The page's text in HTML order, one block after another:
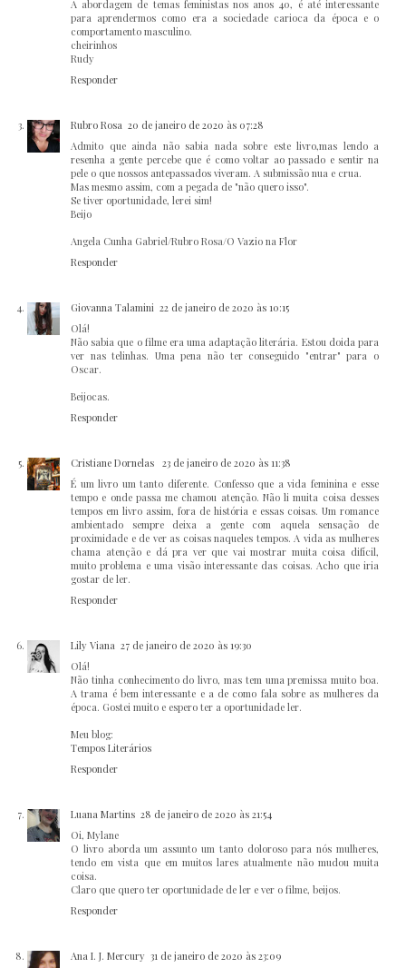
A abordagem de temas feministas nos anos 40, é até interessante
para aprendermos como era a sociedade carioca da época e o
comportamento masculino.
cheirinhos
Rudy
Responder
Rubro Rosa 20 de janeiro de 2020 às 07:28
Admito que ainda não sabia nada sobre este livro,mas lendo a
resenha a gente percebe que é como voltar ao passado e sentir na
pele o que nossos antepassados viveram. A submissão nua e crua.
Mas mesmo assim, com a pegada de "não quero isso".
Se tiver oportunidade, lerei sim!
Beijo
Angela Cunha Gabriel/Rubro Rosa/O Vazio na Flor
Responder
Giovanna Talamini 22 de janeiro de 2020 às 10:15
Olá!
Não sabia que o filme era uma adaptação literária. Estou doida para
ver nas telinhas. Uma pena não ter conseguido "entrar" para o
Oscar.
Beijocas.
Responder
Cristiane Dornelas 23 de janeiro de 2020 às 11:38
É um livro um tanto diferente. Confesso que a vida feminina e esse
tempo e onde passa me chamou atenção. Não li muita coisa desses
tempos em livro assim, fora de história e essas coisas. Um romance
ambientado sempre deixa a gente com aquela sensação de
proximidade e de ver as coisas naqueles tempos. A vida as mulheres
chama atenção e dá pra ver que vai mostrar muita coisa difícil,
muito problema e uma visão interessante das coisas. Acho que iria
gostar de ler.
Responder
Lily Viana 27 de janeiro de 2020 às 19:30
Olá!
Não tinha conhecimento do livro, mas tem uma premissa muito boa.
A trama é bem interessante e a de como fala sobre as mulheres da
época. Gostei muito e espero ter a oportunidade ler.
Meu blog:
Tempos Literários
Responder
Luana Martins 28 de janeiro de 2020 às 21:54
Oi, Mylane
O livro aborda um assunto um tanto doloroso para nós mulheres,
tendo em vista que em muitos lares atualmente não mudou muita
coisa.
Claro que quero ter oportunidade de ler e ver o filme, beijos.
Responder
Ana I. J. Mercury 31 de janeiro de 2020 às 23:09